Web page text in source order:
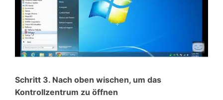
Schritt 3. Nach oben wischen, um das
Kontrollzentrum zu öffnen